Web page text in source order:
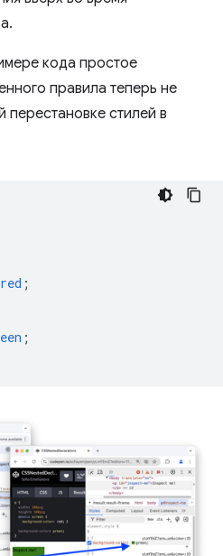
кода простое
правила теперь не
стилей в
red ;
;